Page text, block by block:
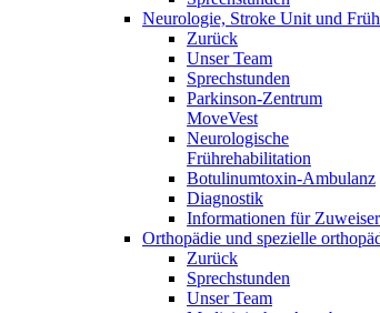
Neurologie, Stroke Unit und
Zurück
Unser Team
Sprechstunden
Parkinson-Zentrum
MoveVest
Neurologische
Frührehabilitation
Botulinumtoxin-Ambulanz
Diagnostik
Informationen für Zuweiser
Orthopädie und spezielle
Zurück
Sprechstunden
Unser Team